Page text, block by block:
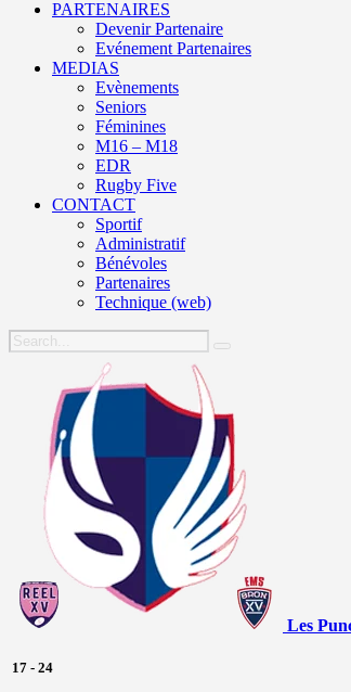
PARTENAIRES
Devenir Partenaire
Evénement Partenaires
MEDIAS
Evènements
Seniors
Féminines
M16 – M18
EDR
Rugby Five
CONTACT
Sportif
Administratif
Bénévoles
Partenaires
Technique (web)
Les
17 - 24